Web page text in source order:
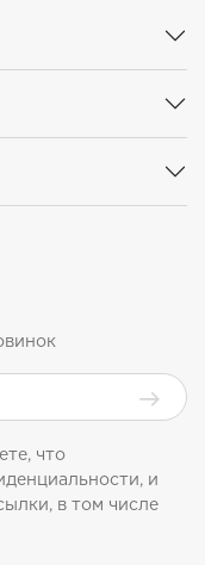
что
, и
в том числе